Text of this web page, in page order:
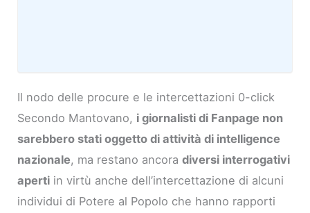
Il nodo delle procure e le intercettazioni 0-click
Secondo Mantovano, i giornalisti di Fanpage non
sarebbero stati oggetto di attività di intelligence
nazionale, ma restano ancoradiversi interrogativi
aperti in virtù anche dell’intercettazione di alcuni
individui di Potere al Popolo che hanno rapporti